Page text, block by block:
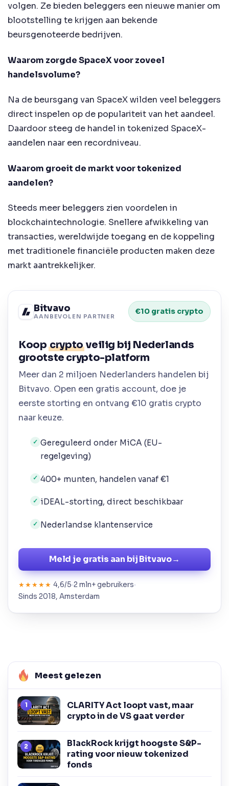
volgen. Ze bieden beleggers een nieuwe manier om
blootstelling te krijgen aan bekende
beursgenoteerde bedrijven.
Waarom zorgde SpaceX voor zoveel
handelsvolume?
Na de beursgang van SpaceX wilden veel beleggers
direct inspelen op de populariteit van het aandeel.
Daardoor steeg de handel in tokenized SpaceX-
aandelen naar een recordniveau.
Waarom groeit de markt voor tokenized
aandelen?
Steeds meer beleggers zien voordelen in
blockchaintechnologie. Snellere afwikkeling van
transacties, wereldwijde toegang en de koppeling
met traditionele financiële producten maken deze
markt aantrekkelijker.
Bitvavo
AANBEVOLEN PARTNER
€10 gratis crypto
Koopcryptoveilig bij Nederlands
grootste crypto-platform
Meer dan 2 miljoen Nederlanders handelen bij
Bitvavo. Open een gratis account, doe je
eerste storting en ontvang €10 gratis crypto
naar keuze.
✓ Gereguleerd onder MiCA (EU-
regelgeving)
✓ 400+ munten, handelen vanaf €1
✓ iDEAL-storting, direct beschikbaar
✓ Nederlandse klantenservice
Meld je gratis aan bij Bitvavo→
★★★★★ 4,6/5 2 mln+ gebruikers
Sinds 2018, Amsterdam
Meest gelezen
CLARITY Act loopt vast, maar
crypto in de VS gaat verder
BlackRock krijgt hoogste S&P-
rating voor nieuw tokenized
fonds